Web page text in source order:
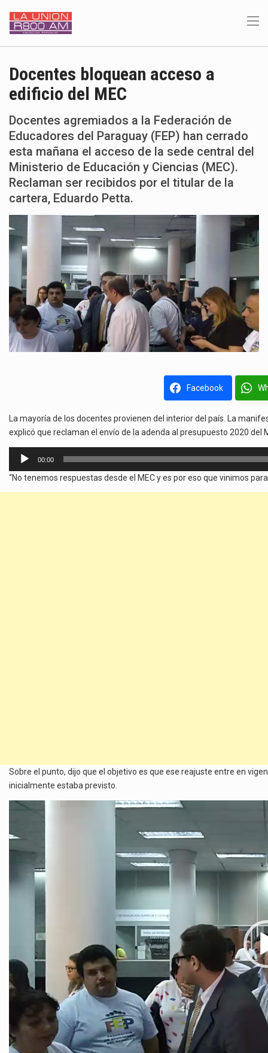
Docentes bloquean acceso a
edificio del MEC
Docentes agremiados a la Federación de
Educadores del Paraguay (FEP) han cerrado
esta mañana el acceso de la sede central del
Ministerio de Educación y Ciencias (MEC).
Reclaman ser recibidos por el titular de la
cartera, Eduardo Petta.
Facebook
La mayoría de los docentes provienen del interior del país. La
explicó que reclaman el envío de la adenda al presupuesto 2020 del
Reproductor
audio
00:00
“No tenemos respuestas desde el MEC y es por eso que vinimos
Sobre el punto, dijo que el objetivo es que ese reajuste entre en
inicialmente estaba previsto.
Reproductor
de
video